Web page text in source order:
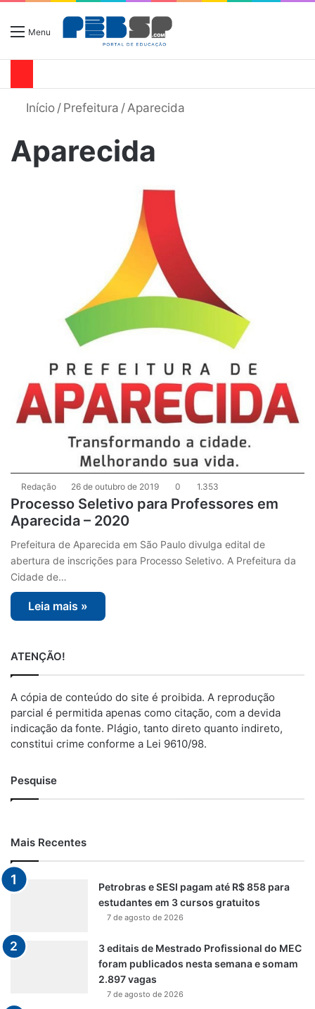
Menu
Início / Prefeitura /Aparecida
Aparecida
Redação 26 de outubro de 2019 0 1.353
Processo Seletivo para Professores em
Aparecida – 2020
Prefeitura de Aparecida em São Paulo divulga edital de
abertura de inscrições para Processo Seletivo. A Prefeitura da
Cidade de…
Leia mais »
ATENÇÃO!
A cópia de conteúdo do site é proibida. A reprodução
parcial é permitida apenas como citação, com a devida
indicação da fonte. Plágio, tanto direto quanto indireto,
constitui crime conforme a Lei 9610/98.
Pesquise
Mais Recentes
Petrobras e SESI pagam até R$ 858 para
estudantes em 3 cursos gratuitos
7 de agosto de 2026
3 editais de Mestrado Profissional do MEC
foram publicados nesta semana e somam
2.897 vagas
7 de agosto de 2026